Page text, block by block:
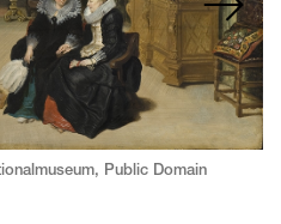
Public Domain